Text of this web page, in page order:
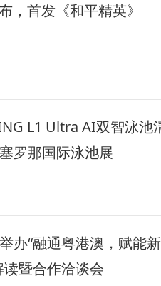
，首发《和平精英》
L1 Ultra AI双智泳池
罗那国际泳池展
办“融通粤港澳，赋能
读暨合作洽谈会